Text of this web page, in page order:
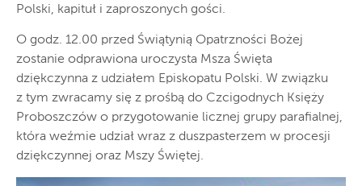
Polski, kapituł i zaproszonych gości.
O godz. 12.00 przed Świątynią Opatrzności Bożej
zostanie odprawiona uroczysta Msza Święta
dziękczynna z udziałem Episkopatu Polski. W związku
z tym zwracamy się z prośbą do Czcigodnych Księży
Proboszczów o przygotowanie licznej grupy parafialnej,
która weźmie udział wraz z duszpasterzem w procesji
dziękczynnej oraz Mszy Świętej.